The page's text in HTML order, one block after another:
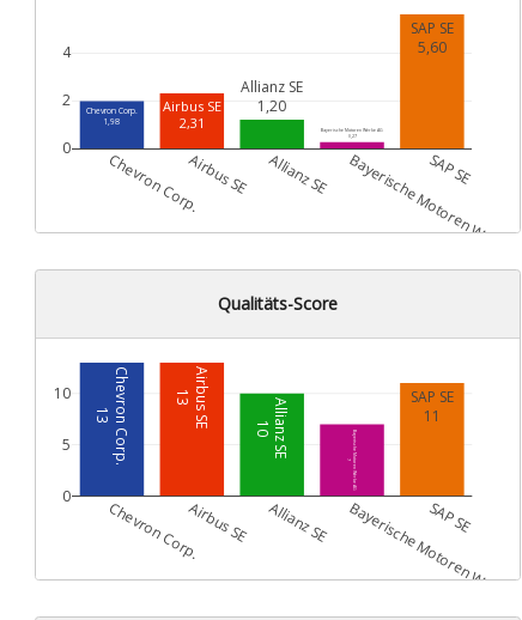
Chevron Corp.
1,98
Airbus SE
2,31
Allianz SE
1,20
Bayerische Motoren Werke AG
0,27
SAP SE
5,60
Chevron Corp.Airbus SE Allianz SE Bayerische Motoren Werke AG
SAP SE
0
2
4
Qualitäts-Score
Chevron Corp.
13 Airbus SE
13 Allianz SE
10
Bayerische Motoren Werke AG
7
SAP SE
11
Chevron Corp.Airbus SE Allianz SE Bayerische Motoren Werke AG
SAP SE
0
5
10